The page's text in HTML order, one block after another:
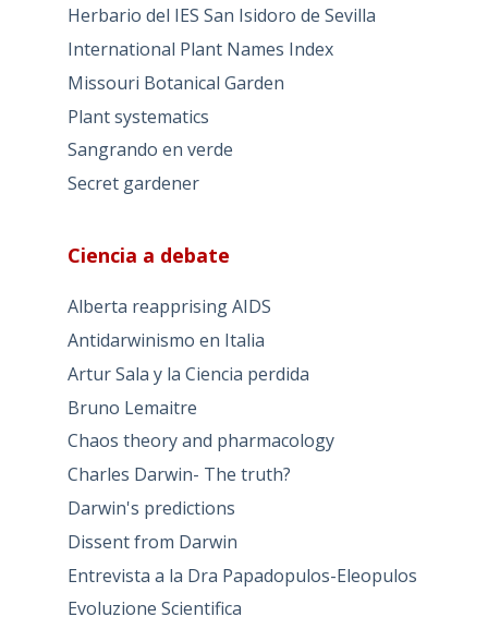
Herbario del IES San Isidoro de Sevilla
International Plant Names Index
Missouri Botanical Garden
Plant systematics
Sangrando en verde
Secret gardener
Ciencia a debate
Alberta reapprising AIDS
Antidarwinismo en Italia
Artur Sala y la Ciencia perdida
Bruno Lemaitre
Chaos theory and pharmacology
Charles Darwin- The truth?
Darwin's predictions
Dissent from Darwin
Entrevista a la Dra Papadopulos-Eleopulos
Evoluzione Scientifica